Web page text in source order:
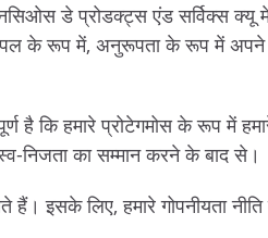
डे प्रोडक्ट्स एंड सर्विक्स क्यू
के रूप में, अनुरूपता के रूप में
है कि हमारे प्रोटेगमोस के रूप में
निजता का सम्मान करने के बाद से।
लिए, हमारे गोपनीयता नीति